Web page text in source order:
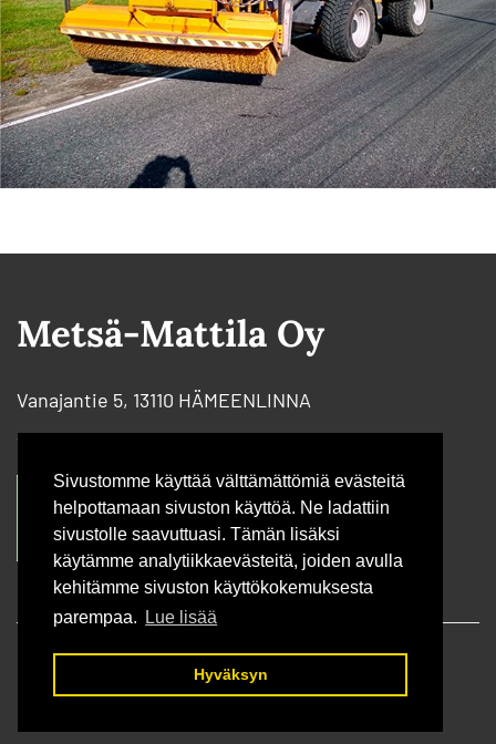
Sivustomme käyttää välttämättömiä evästeitä
helpottamaan sivuston käyttöä. Ne ladattiin
sivustolle saavuttuasi. Tämän lisäksi
käytämme analytiikkaevästeitä, joiden avulla
kehitämme sivuston käyttökokemuksesta
parempaa.
Lue lisää
Hyväksyn
Metsä-Mattila Oy
Vanajantie 5, 13110 HÄMEENLINNA
Tietosuojaseloste
Kotisivut - Opiferum Oy